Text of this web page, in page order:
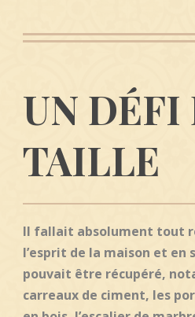
UN DÉFI
TAILLE
Il fallait absolument tout
l’esprit de la maison et en
pouvait être récupéré,
carreaux de ciment, les